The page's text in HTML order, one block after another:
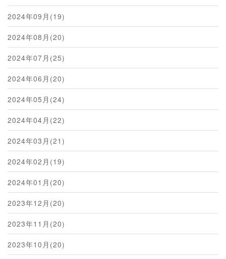
2024年09月(19)
2024年08月(20)
2024年07月(25)
2024年06月(20)
2024年05月(24)
2024年04月(22)
2024年03月(21)
2024年02月(19)
2024年01月(20)
2023年12月(20)
2023年11月(20)
2023年10月(20)